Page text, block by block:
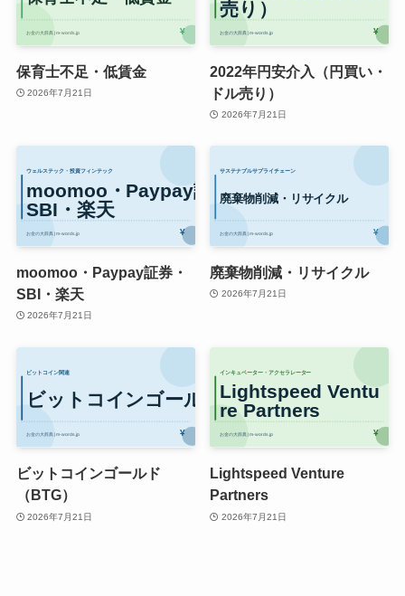
保育士不足・低賃金
2026年7月21日
2022年円安介入（円買い・
ドル売り）
2026年7月21日
moomoo・Paypay証券・
SBI・楽天
2026年7月21日
廃棄物削減・リサイクル
2026年7月21日
ビットコインゴールド
（BTG）
2026年7月21日
Lightspeed Venture
Partners
2026年7月21日